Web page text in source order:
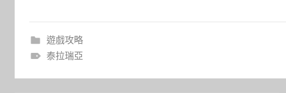
遊戲攻略
泰拉瑞亞